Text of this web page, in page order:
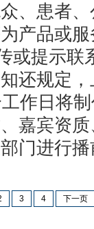
、患者
产品或
或提示联
还规定
作日将
嘉宾资
门进行
3 4 下一页